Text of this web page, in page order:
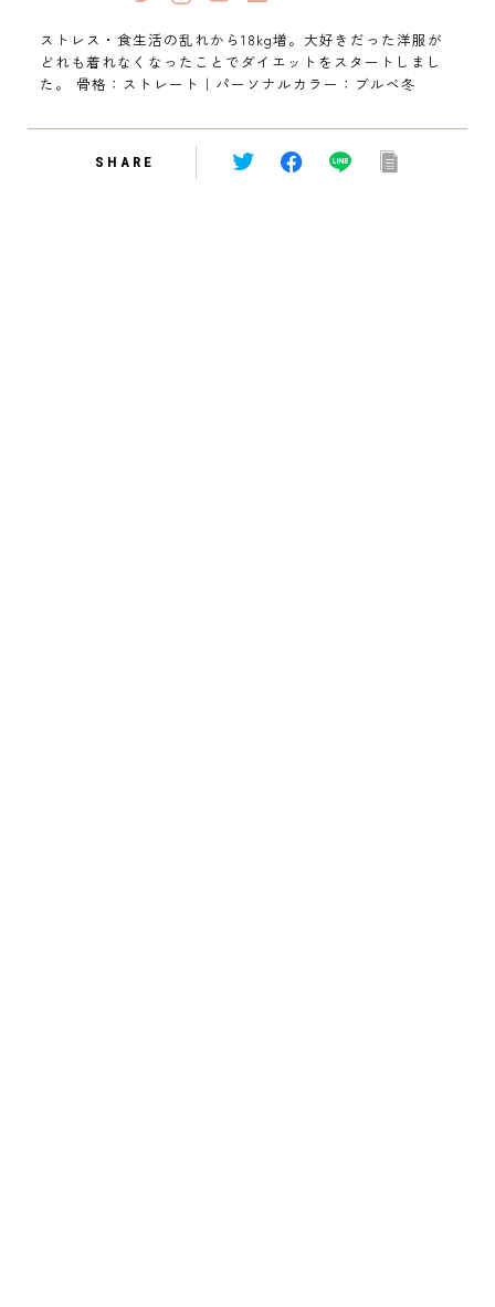
ストレス・食生活の乱れから18kg増。大好きだった洋服が
どれも着れなくなったことでダイエットをスタートしまし
た。 骨格：ストレート｜パーソナルカラー：ブルベ冬
SHARE